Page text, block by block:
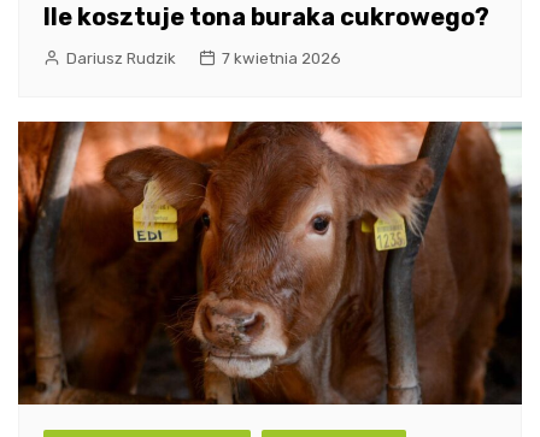
Ile kosztuje tona buraka cukrowego?
Dariusz Rudzik 7 kwietnia 2026